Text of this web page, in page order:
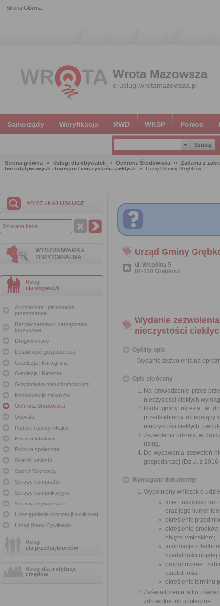
Strona Główna
Wrota Mazowsza
e-uslugi.wrotamazowsza.pl
Samorządy Weryfikacja RWD WKSP Pomoc
Strona główna Usługi dla obywateli Ochrona Środowiska
Zadania z
bezodpływowych i transport nieczystości ciekłych
Urząd Gminy Grębków
WYSZUKAJ USŁUGĘ
WYSZUKIWARKA
TERYTORIALNA
Usługi
dla obywateli
Architektura i planowanie
przestrzenne
Bezpieczeństwo i zarządzanie
kryzysowe
Drogownictwo
Działalność gospodarcza
Geodezja i Kartografia
Geodezja i Kataster
Gospodarka nieruchomościami
Konserwacja zabytków
Ochrona Środowiska
Oświata
Podatki i opłaty lokalne
Polityka lokalowa
Polityka społeczna
Skargi i wnioski
Sport i Rekreacja
Sprawy komunalne
Sprawy komunikacyjne
Sprawy obywatelskie
Udostępnianie informacji publicznej
Urząd Stanu Cywilnego
Usługi
dla przedsiębiorców
Usługi dla instytucji,
urzędów
Urząd Gminy
ul. Wspólna 5
07-110 Grębków
Wydanie
nieczystości
Ogólny opis
Wydanie zezwolenia na
Opis skrócony
Na prowadzenie przez
nieczystości ciekłych
Rada gminy określa, w
przedsiębiorca ubiegający
nieczystości ciekłych,
Zezwolenia udziela, w
usług.
Do wydawania zezwoleń
gospodarczej (Dz.U. z
Wymagane dokumenty
Wypełniony wniosek o
imię i nazwisko lub
oraz jego numer
określenie
określenie
objętej wnioskiem;
informacje o
działalności objętej
proponowane
działalności;
określenie terminu
Zaświadczenie albo
zdrowotne lub społeczne.